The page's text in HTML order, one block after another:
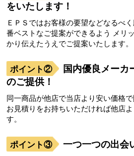
をいたします！
ＥＰＳではお客様の要望などなるべ
番ベストなご提案ができるよう メリ
かり伝えたうえでご提案いたします。
国内優良メーカ
のご提供！
同一商品が他店で当店より安い価格で
お見積りをお持ちいただければ他店
す。
一つ一つの出会